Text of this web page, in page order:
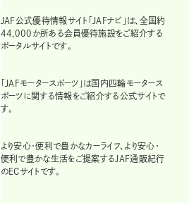
JAF公式優待情報サイト「JAFナビ」は、全国約
44,000か所ある会員優待施設をご紹介する
ポータルサイトです。
「JAFモータースポーツ」は国内四輪モータース
ポーツに関する情報をご紹介する公式サイトで
す。
より安心・便利で豊かなカーライフ、より安心・
便利で豊かな生活をご提案するJAF通販紀行
のECサイトです。